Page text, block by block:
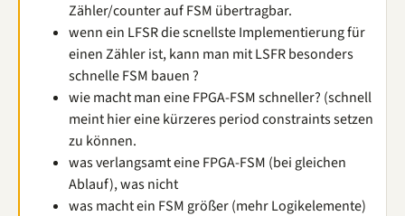
Zähler/counter auf FSM übertragbar.
wenn ein LFSR die scnellste Implementierung für
einen Zähler ist, kann man mit LSFR besonders
schnelle FSM bauen ?
wie macht man eine FPGA-FSM schneller? (schnell
meint hier eine kürzeres period constraints setzen
zu können.
was verlangsamt eine FPGA-FSM (bei gleichen
Ablauf), was nicht
was macht ein FSM größer (mehr Logikelemente)